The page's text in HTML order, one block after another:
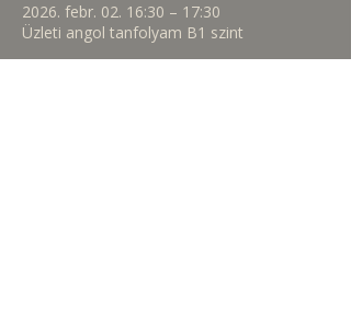
2026. febr. 02. 16:30 – 17:30
Üzleti angol tanfolyam B1 szint